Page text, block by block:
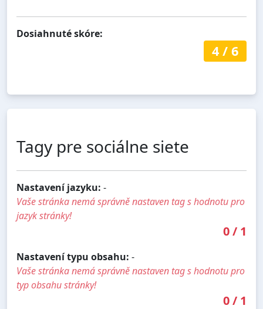
Dosiahnuté skóre:
4/ 6
Tagy pre sociálne siete
Nastavení jazyku: -
Vaše stránka nemá správně nastaven tag s hodnotu pro
jazyk stránky!
0/ 1
Nastavení typu obsahu: -
Vaše stránka nemá správně nastaven tag s hodnotu pro
typ obsahu stránky!
0/ 1